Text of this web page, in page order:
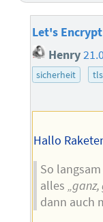
Let's
Henry
sicherheit
tls
Hallo
So
alles
dann auch